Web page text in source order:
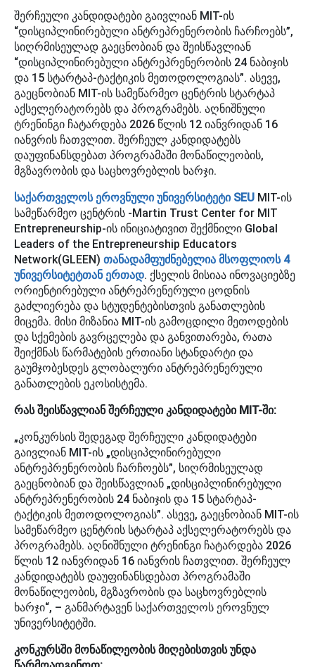
შერჩეული კანდიდატები გაივლიან MIT-ის
“დისციპლინირებული ანტრეპრენერობის ჩარჩოებს”,
სიღრმისეულად გაეცნობიან და შეისწავლიან
“დისციპლინირებული ანტრეპრენერობის 24 ნაბიჯის
და 15 სტარტაპ-ტაქტიკის მეთოდოლოგიას”. ასევე,
გაეცნობიან MIT-ის სამეწარმეო ცენტრის სტარტაპ
აქსელერატორებს და პროგრამებს. აღნიშნული
ტრენინგი ჩატარდება 2026 წლის 12 იანვრიდან 16
იანვრის ჩათვლით. შერჩეულ კანდიდატებს
დაუფინანსდებათ პროგრამაში მონაწილეობის,
მგზავრობის და საცხოვრებლის ხარჯი.
საქართველოს ეროვნული უნივერსიტეტი SEU MIT-ის
სამეწარმეო ცენტრის -Martin Trust Center for MIT
Entrepreneurship-ის ინიციატივით შექმნილი Global
Leaders of the Entrepreneurship Educators
Network(GLEEN) თანადამფუძნებელია მსოფლიოს 4
უნივერსიტეტთან ერთად. ქსელის მისიაა ინოვაციებზე
ორიენტირებული ანტრეპრენერული ცოდნის
გაძლიერება და სტუდენტებისთვის განათლების
მიცემა. მისი მიზანია MIT-ის გამოცდილი მეთოდების
და სქემების გავრცელება და განვითარება, რათა
შეიქმნას წარმატების ერთიანი სტანდარტი და
გაუმჯობესდეს გლობალური ანტრეპრენერული
განათლების ეკოსისტემა.
რას შეისწავლიან შერჩეული კანდიდატები MIT-ში:
„კონკურსის შედეგად შერჩეული კანდიდატები
გაივლიან MIT-ის „დისციპლინირებული
ანტრეპრენერობის ჩარჩოებს”, სიღრმისეულად
გაეცნობიან და შეისწავლიან „დისციპლინირებული
ანტრეპრენერობის 24 ნაბიჯის და 15 სტარტაპ-
ტაქტიკის მეთოდოლოგიას”. ასევე, გაეცნობიან MIT-ის
სამეწარმეო ცენტრის სტარტაპ აქსელერატორებს და
პროგრამებს. აღნიშნული ტრენინგი ჩატარდება 2026
წლის 12 იანვრიდან 16 იანვრის ჩათვლით. შერჩეულ
კანდიდატებს დაუფინანსდებათ პროგრამაში
მონაწილეობის, მგზავრობის და საცხოვრებლის
ხარჯი“, – განმარტავენ საქართველოს ეროვნულ
უნივერსიტეტში.
კონკურსში მონაწილეობის მიღებისთვის უნდა